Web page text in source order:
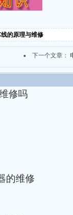
的原理与维修
下一个文章：
修吗
的维修